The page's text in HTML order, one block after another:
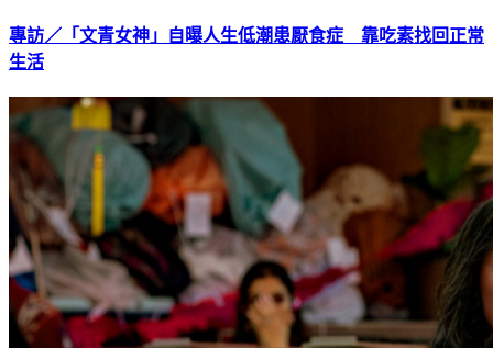
專訪／「文青女神」自曝人生低潮患厭食症 靠吃素找回正常
生活